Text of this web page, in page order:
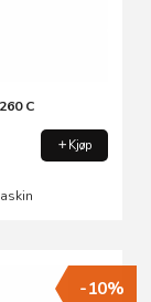
C
Kjøp
-10%